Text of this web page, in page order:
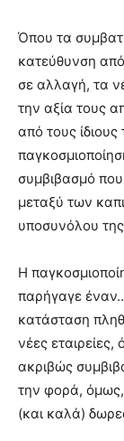
Όπου τα
κατεύθυνση
σε αλλαγή, τα
την αξία τους
από τους
συμβιβασμό
μεταξύ των
υποσυνόλου
Η
παρήγαγε
κατάσταση
νέες
ακριβώς
την φορά, όμως,
(και καλά)